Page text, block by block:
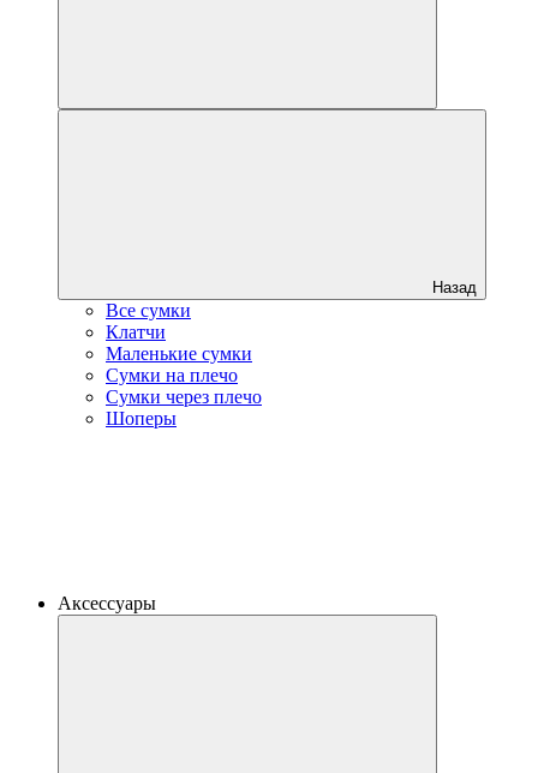
Назад
Все сумки
Клатчи
Маленькие сумки
Сумки на плечо
Сумки через плечо
Шоперы
Аксессуары